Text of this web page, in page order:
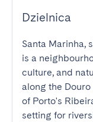
Dzielnica
Santa Marinha,
is a
culture, and
along the
of Porto's
setting for